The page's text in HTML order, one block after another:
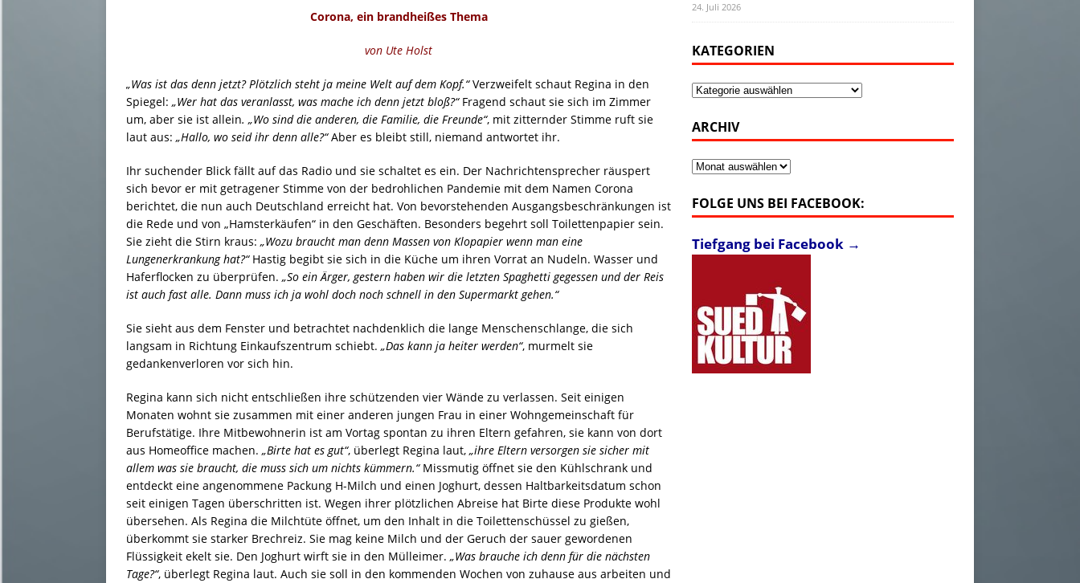
Corona, ein brandheißes Thema
von Ute Holst
„Was ist das denn jetzt? Plötzlich steht ja meine Welt auf dem Kopf.“Verzweifelt schaut Regina in den
Spiegel: „Wer hat das veranlasst, was mache ich denn jetzt bloß?“Fragend schaut sie sich im Zimmer
um, aber sie ist allein. „Wo sind die anderen, die Familie, die Freunde“, mit zitternder Stimme ruft sie
laut aus: „Hallo, wo seid ihr denn alle?“Aber es bleibt still, niemand antwortet ihr.
Ihr suchender Blick fällt auf das Radio und sie schaltet es ein. Der Nachrichtensprecher räuspert
sich bevor er mit getragener Stimme von der bedrohlichen Pandemie mit dem Namen Corona
berichtet, die nun auch Deutschland erreicht hat. Von bevorstehenden Ausgangsbeschränkungen ist
die Rede und von „Hamsterkäufen“ in den Geschäften. Besonders begehrt soll Toilettenpapier sein.
Sie zieht die Stirn kraus: „Wozu braucht man denn Massen von Klopapier wenn man eine
Lungenerkrankung hat?“Hastig begibt sie sich in die Küche um ihren Vorrat an Nudeln. Wasser und
Haferflocken zu überprüfen. „So ein Ärger, gestern haben wir die letzten Spaghetti gegessen und der Reis
ist auch fast alle. Dann muss ich ja wohl doch noch schnell in den Supermarkt gehen.“
Sie sieht aus dem Fenster und betrachtet nachdenklich die lange Menschenschlange, die sich
langsam in Richtung Einkaufszentrum schiebt. „Das kann ja heiter werden“, murmelt sie
gedankenverloren vor sich hin.
Regina kann sich nicht entschließen ihre schützenden vier Wände zu verlassen. Seit einigen
Monaten wohnt sie zusammen mit einer anderen jungen Frau in einer Wohngemeinschaft für
Berufstätige. Ihre Mitbewohnerin ist am Vortag spontan zu ihren Eltern gefahren, sie kann von dort
aus Homeoffice machen. „Birte hat es gut“, überlegt Regina laut, „ihre Eltern versorgen sie sicher mit
allem was sie braucht, die muss sich um nichts kümmern.“Missmutig öffnet sie den Kühlschrank und
entdeckt eine angenommene Packung H-Milch und einen Joghurt, dessen Haltbarkeitsdatum schon
seit einigen Tagen überschritten ist. Wegen ihrer plötzlichen Abreise hat Birte diese Produkte wohl
übersehen. Als Regina die Milchtüte öffnet, um den Inhalt in die Toilettenschüssel zu gießen,
überkommt sie starker Brechreiz. Sie mag keine Milch und der Geruch der sauer gewordenen
Flüssigkeit ekelt sie. Den Joghurt wirft sie in den Mülleimer. „Was brauche ich denn für die nächsten
Tage?“, überlegt Regina laut. Auch sie soll in den kommenden Wochen von zuhause aus arbeiten und
24. Juli 2026
KATEGORIEN
Kategorien
ARCHIV
Archiv
FOLGE UNS BEI FACEBOOK:
Tiefgang bei Facebook →